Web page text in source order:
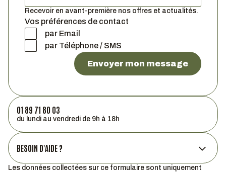
Recevoir en avant-première nos offres et actualités.
Vos préférences de contact
par Email
par Téléphone / SMS
Envoyer mon message
01 89 71 80 03
du lundi au vendredi de 9h à 18h
BESOIN D'AIDE ?
Les données collectées sur ce formulaire sont uniquement